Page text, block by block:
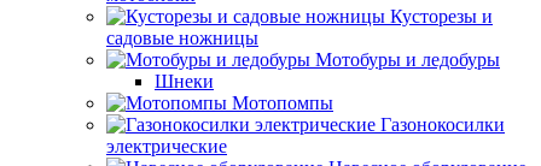
Кусторезы и
садовые ножницы
Мотобуры и ледобуры
Шнеки
Мотопомпы
Газонокосилки
электрические